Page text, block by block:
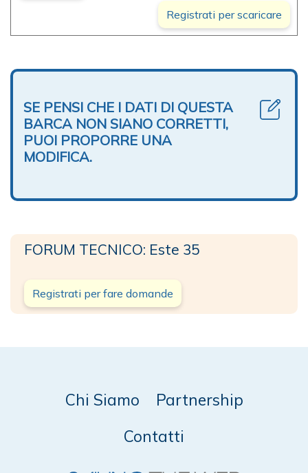
Registrati per scaricare
SE PENSI CHE I DATI DI QUESTA
BARCA NON SIANO CORRETTI,
PUOI PROPORRE UNA
MODIFICA.
FORUM TECNICO: Este 35
Registrati per fare domande
Chi Siamo
Partnership
Contatti